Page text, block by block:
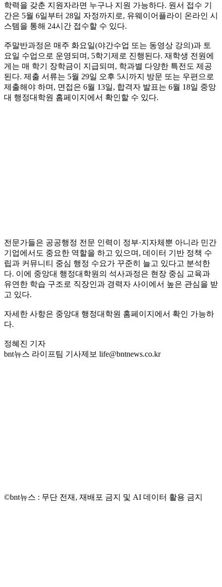
학력을 갖춘 지원자라면 누구나 지원 가능하다. 원서 접수 기
간은 5월 6일부터 28일 자정까지로, 유웨이어플라이 온라인 시
스템을 통해 24시간 접수할 수 있다.
주말반과정은 매주 화요일(야간수업 또는 동영상 강의)과 토
요일 수업으로 운영되며, 5학기제로 진행된다. 재학생 전원에
게는 매 학기 장학금이 지급되며, 학과별 다양한 특전도 제공
된다. 제출 서류는 5월 29일 오후 5시까지 방문 또는 우편으로
제출해야 하며, 면접은 6월 13일, 합격자 발표는 6월 18일 중앙
대 행정대학원 홈페이지에서 확인할 수 있다.
전문가들은 공공행정 전문 인력이 정부·지자체뿐 아니라 민간
기업에서도 중요한 역할을 하고 있으며, 데이터 기반 정책 수
립과 커뮤니티 중심 행정 수요가 꾸준히 늘고 있다고 분석한
다. 이에 중앙대 행정대학원의 석사과정은 현장 중심 교육과
유연한 학습 구조로 직장인과 경력자 사이에서 높은 관심을 받
고 있다.
자세한 사항은 중앙대 행정대학원 홈페이지에서 확인 가능하
다.
정혜진 기자
bnt뉴스 라이프팀 기사제보 life@bntnews.co.kr
©bnt뉴스 : 무단 전재, 재배포 금지 및 AI 데이터 활용 금지